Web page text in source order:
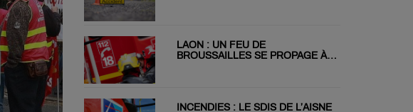
LAON : UN FEU DE
BROUSSAILLES SE PROPAGE À
INCENDIES : LE SDIS DE L’AISNE